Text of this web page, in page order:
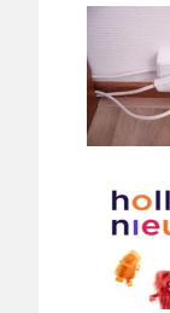
analoge
televisie
ziggo
Limburg